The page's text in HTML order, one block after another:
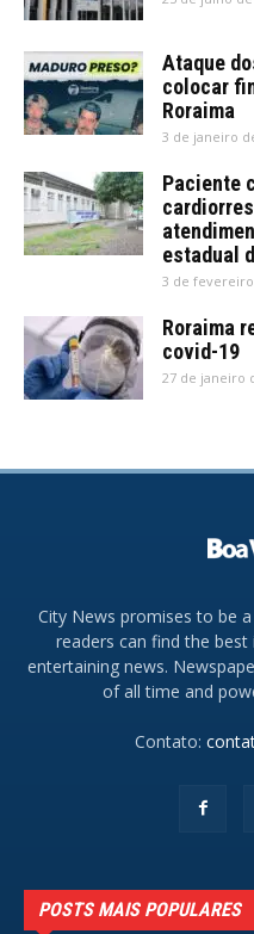
Ataque
colocar
Roraima
3 de janeiro
Paciente
estadual
3 de fevereiro
Roraima
covid-19
27 de janeiro
City News promises to be
readers can find the
entertaining news.
of all time and
Contato:
POSTS MAIS POPULARES